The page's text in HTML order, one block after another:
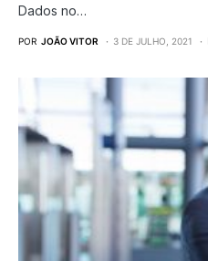
Dados no…
POR JOÃO VITOR 3 DE JULHO, 2021